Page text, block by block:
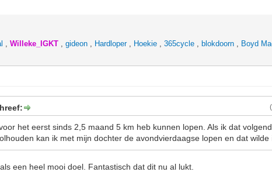
,Willeke_IGKT ,gideon , Hardloper, Hoekie ,365cycle , blokdoorn , Boyd
het eerst sinds 2,5 maand 5 km heb kunnen lopen. Als ik dat
kan ik met mijn dochter de avondvierdaagse lopen en dat wilde
een heel mooi doel. Fantastisch dat dit nu al lukt.